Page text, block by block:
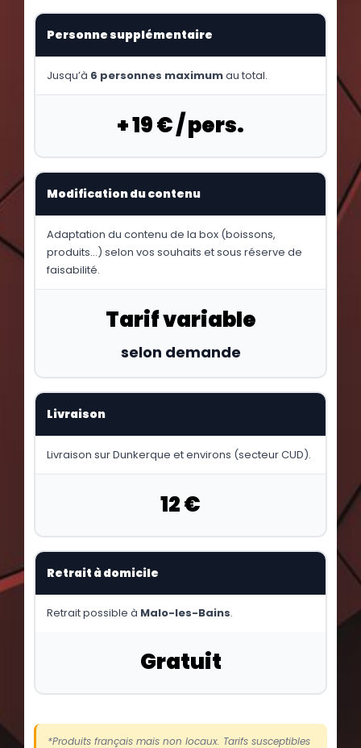
Personne supplémentaire
Jusqu’à 6 personnes maximumau total.
+ 19 € / pers.
Modification du contenu
Adaptation du contenu de la box (boissons,
produits…) selon vos souhaits et sous réserve de
faisabilité.
Tarif variable
selon demande
Livraison
Livraison sur Dunkerque et environs (secteur CUD).
12 €
Retrait à domicile
Retrait possible à Malo-les-Bains.
Gratuit
*Produits français mais non locaux. Tarifs susceptibles